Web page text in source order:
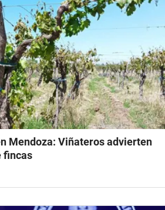
Mendoza: Viñateros advierten
fincas